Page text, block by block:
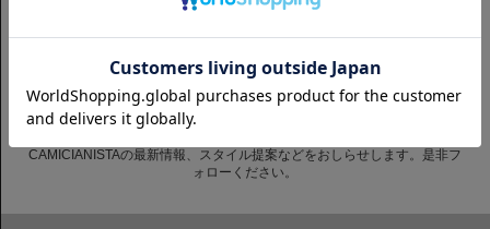
GET TO KNOW US
CAMICIANISTAの最新情報、スタイル提案などをおしらせします。是非フ
ォローください。